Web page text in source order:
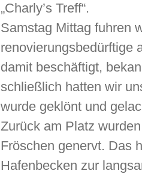
„Charly’s Treff“.
Samstag Mittag fuhren
renovierungsbedürftige
damit beschäftigt,
schließlich hatten wir
wurde geklönt und
Zurück am Platz
Fröschen genervt. Das
Hafenbecken zur